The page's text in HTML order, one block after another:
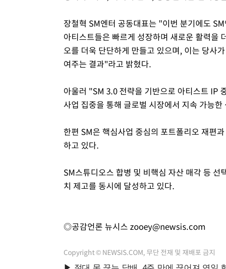
장철혁 SM엔터 공동대표는 "이번 분기에도
아티스트들은 빠르게 성장하며 새로운 활력을
오를 더욱 단단하게 만들고 있으며, 이는 당사
여주는 결과"라고 밝혔다.
아울러 "SM 3.0 전략을 기반으로 아티스트 IP
사업 집중을 통해 글로벌 시장에서 지속 가능
한편 SM은 핵심사업 중심의 포트폴리오 재편
하고 있다.
SM스튜디오스 합병 및 비핵심 자산 매각 등
치 제고를 동시에 달성하고 있다.
◎공감언론 뉴시스 zooey@newsis.com
Copyright © NEWSIS.COM, 무단 전재 및 재배포 금지